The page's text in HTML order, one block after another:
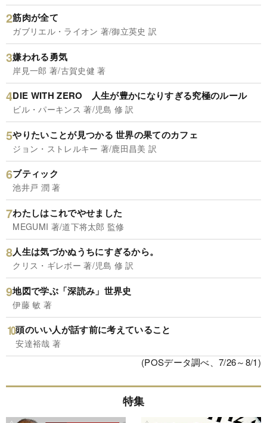
筋肉が全て
ガブリエル・ライオン 著/御立英史 訳
嫌われる勇気
岸見一郎 著/古賀史健 著
DIE WITH ZERO 人生が豊かになりすぎる究極のルール
ビル・パーキンス 著/児島 修 訳
やりたいことが見つかる 世界の果てのカフェ
ジョン・ストレルキー 著/鹿田昌美 訳
ブティック
池井戸 潤 著
わたしはこれでやせました
MEGUMI 著/道下将太郎 監修
人生は気づかぬうちにすぎるから。
クリス・ギレボー 著/児島 修 訳
地図で学ぶ「深読み」世界史
伊藤 敏 著
頭のいい人が話す前に考えていること
安達裕哉 著
(POSデータ調べ、7/26～8/1)
特集